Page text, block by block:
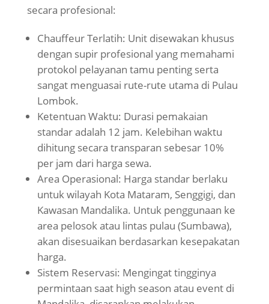
secara profesional:
Chauffeur Terlatih: Unit disewakan khusus
dengan supir profesional yang memahami
protokol pelayanan tamu penting serta
sangat menguasai rute-rute utama di Pulau
Lombok.
Ketentuan Waktu: Durasi pemakaian
standar adalah 12 jam. Kelebihan waktu
dihitung secara transparan sebesar 10%
per jam dari harga sewa.
Area Operasional: Harga standar berlaku
untuk wilayah Kota Mataram, Senggigi, dan
Kawasan Mandalika. Untuk penggunaan ke
area pelosok atau lintas pulau (Sumbawa),
akan disesuaikan berdasarkan kesepakatan
harga.
Sistem Reservasi: Mengingat tingginya
permintaan saat high season atau event di